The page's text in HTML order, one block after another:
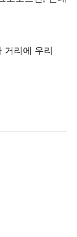
거리에 우리